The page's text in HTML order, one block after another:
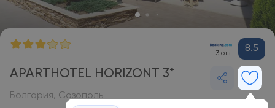
3 отз. 8.5
APARTHOTEL HORIZONT 3*
Болгария, Созополь